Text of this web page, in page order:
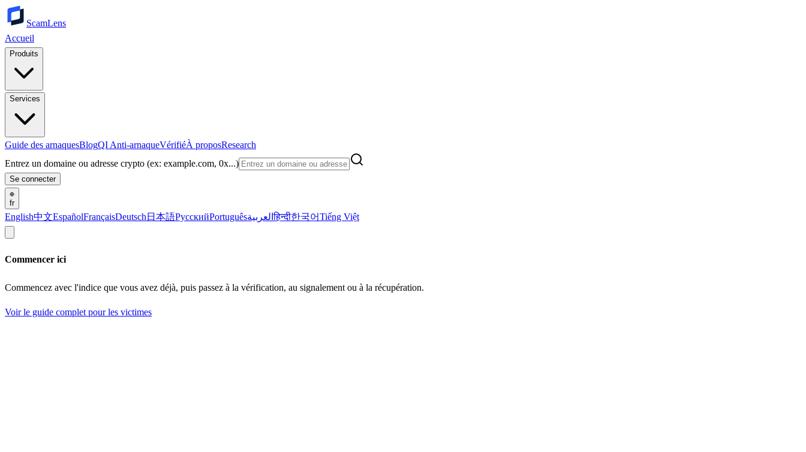
ScamLens
Accueil
Produits
Services
Guide des arnaquesBlogQI Anti-arnaqueVérifiéÀ proposResearch
Entrez un domaine ou adresse crypto (ex: example.com, 0x...)
Se connecter
fr
English中文EspañolFrançaisDeutsch 日本語РусскийPortuguêsالعربيةहिन्दी한국어Tiếng Việt
Commencer ici
Commencez avec l'indice que vous avez déjà, puis passez à la vérification, au signalement ou à la récupération.
Voir le guide complet pour les victimes